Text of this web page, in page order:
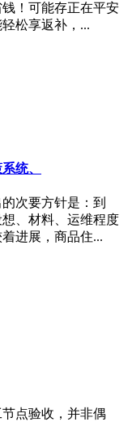
！可能存正在平安
松享返补，...
统、
次要方针是：到
、材料、运维程度
进展，商品住...
点验收，并非偶